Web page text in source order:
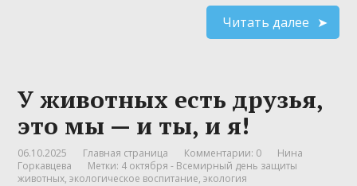
Читать далее
У животных есть друзья,
это мы — и ты, и я!
06.10.2025 Главная страница Комментарии: 0
Нина
Горкавцева
Метки: 4 октября - Всемирный день защиты
животных,экологическое воспитание,экология